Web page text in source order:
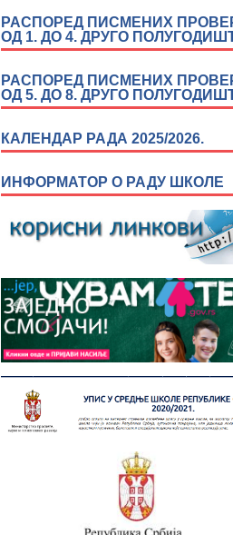
РАСПОРЕД ПИСМЕНИХ
ОД 1. ДО 4. ДРУГО
РАСПОРЕД ПИСМЕНИХ
ОД 5. ДО 8. ДРУГО
КАЛЕНДАР РАДА 2025/2026.
ИНФОРМАТОР О РАДУ ШКОЛЕ